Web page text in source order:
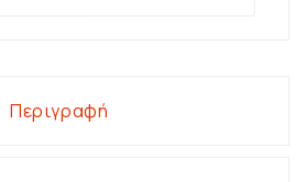
Περιγραφή